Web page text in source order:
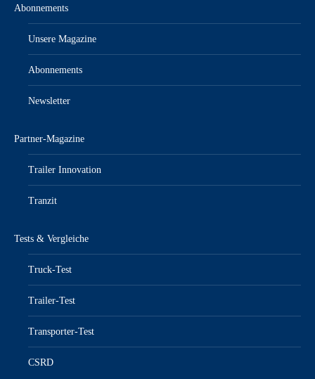
Abonnements
Unsere Magazine
Abonnements
Newsletter
Partner-Magazine
Trailer Innovation
Tranzit
Tests & Vergleiche
Truck-Test
Trailer-Test
Transporter-Test
CSRD